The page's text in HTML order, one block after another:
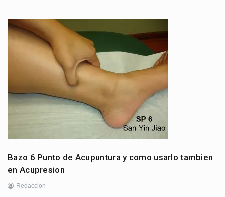
Bazo 6 Punto de Acupuntura y como usarlo tambien
en Acupresion
Redaccion